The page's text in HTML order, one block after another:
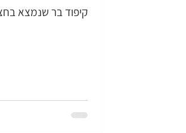
קיפוד בר שנמצא